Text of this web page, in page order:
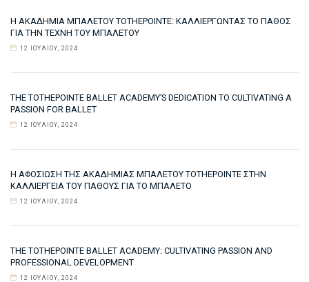
Η ΑΚΑΔΗΜΊΑ ΜΠΑΛΈΤΟΥ TOTHEPOINTE: ΚΑΛΛΙΕΡΓΏΝΤΑΣ ΤΟ ΠΆΘΟΣ
ΓΙΑ ΤΗΝ ΤΈΧΝΗ ΤΟΥ ΜΠΑΛΈΤΟΥ
12 ΙΟΥΛΊΟΥ, 2024
THE TOTHEPOINTE BALLET ACADEMY’S DEDICATION TO CULTIVATING A
PASSION FOR BALLET
12 ΙΟΥΛΊΟΥ, 2024
Η ΑΦΟΣΊΩΣΗ ΤΗΣ ΑΚΑΔΗΜΊΑΣ ΜΠΑΛΈΤΟΥ TOTHEPOINTE ΣΤΗΝ
ΚΑΛΛΙΈΡΓΕΙΑ ΤΟΥ ΠΆΘΟΥΣ ΓΙΑ ΤΟ ΜΠΑΛΈΤΟ
12 ΙΟΥΛΊΟΥ, 2024
THE TOTHEPOINTE BALLET ACADEMY: CULTIVATING PASSION AND
PROFESSIONAL DEVELOPMENT
12 ΙΟΥΛΊΟΥ, 2024